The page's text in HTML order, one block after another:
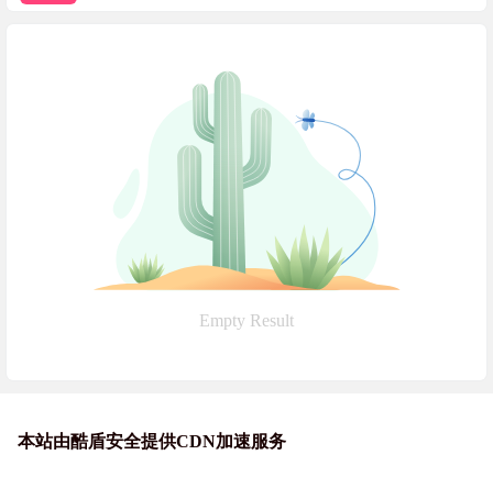
Empty Result
本站由酷盾安全提供CDN加速服务